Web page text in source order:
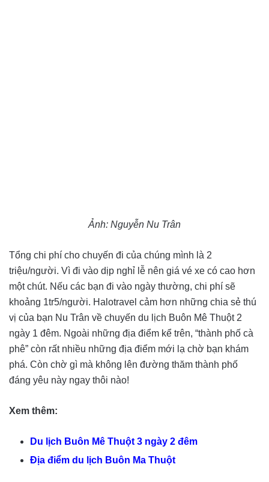
Ảnh: Nguyễn Nu Trân
Tổng chi phí cho chuyến đi của chúng mình là 2
triệu/người. Vì đi vào dịp nghỉ lễ nên giá vé xe có cao hơn
một chút. Nếu các bạn đi vào ngày thường, chi phí sẽ
khoảng 1tr5/người. Halotravel cảm hơn những chia sẻ thú
vị của bạn Nu Trân về chuyến du lịch Buôn Mê Thuột 2
ngày 1 đêm. Ngoài những địa điểm kể trên, “thành phố cà
phê” còn rất nhiều những địa điểm mới lạ chờ bạn khám
phá. Còn chờ gì mà không lên đường thăm thành phố
đáng yêu này ngay thôi nào!
Xem thêm:
Du lịch Buôn Mê Thuột 3 ngày 2 đêm
Địa điểm du lịch Buôn Ma Thuột